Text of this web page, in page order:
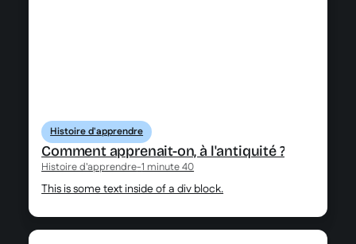
Histoire d'apprendre
Comment apprenait-on, à l'antiquité ?
Histoire d'apprendre-1 minute 40
This is some text inside of a div block.